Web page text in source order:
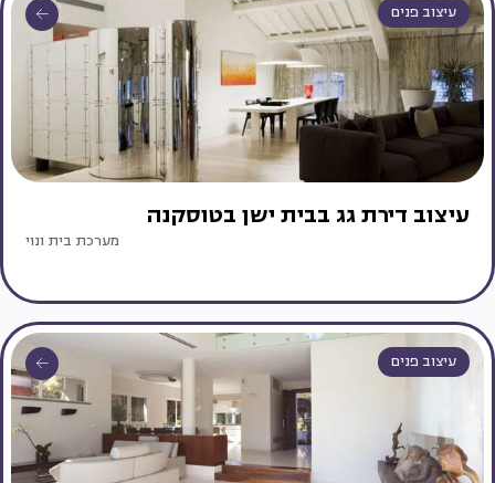
עיצוב פנים
עיצוב דירת גג בבית ישן בטוסקנה
מערכת בית ונוי
עיצוב פנים